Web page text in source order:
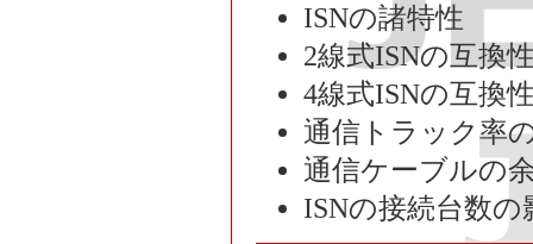
ISNの諸特性
2線式ISNの互換
4線式ISNの互換
通信トラック率
通信ケーブルの
ISNの接続台数の